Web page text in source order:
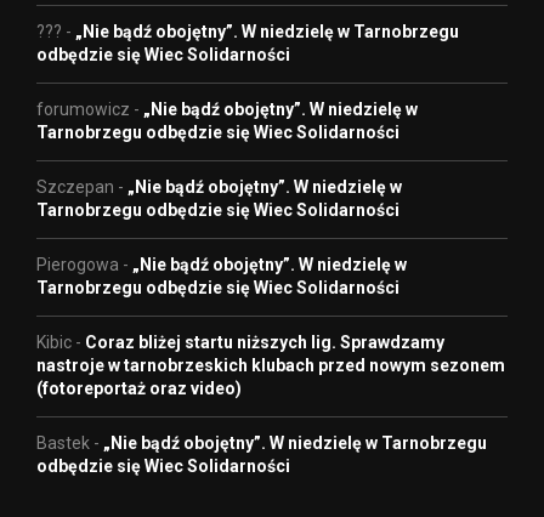
??? - „Nie bądź obojętny”. W niedzielę w Tarnobrzegu
odbędzie się Wiec Solidarności
forumowicz - „Nie bądź obojętny”. W niedzielę w
Tarnobrzegu odbędzie się Wiec Solidarności
Szczepan - „Nie bądź obojętny”. W niedzielę w
Tarnobrzegu odbędzie się Wiec Solidarności
Pierogowa - „Nie bądź obojętny”. W niedzielę w
Tarnobrzegu odbędzie się Wiec Solidarności
Kibic - Coraz bliżej startu niższych lig. Sprawdzamy
nastroje w tarnobrzeskich klubach przed nowym sezonem
(fotoreportaż oraz video)
Bastek - „Nie bądź obojętny”. W niedzielę w Tarnobrzegu
odbędzie się Wiec Solidarności